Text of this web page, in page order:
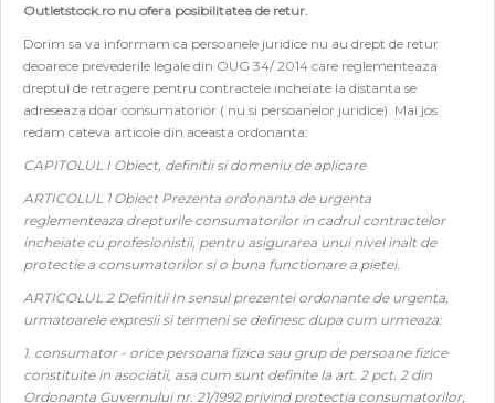
Outletstock.ro nu ofera posibilitatea de retur.
Dorim sa va informam ca persoanele juridice nu au drept de retur
deoarece prevederile legale din OUG 34/ 2014 care reglementeaza
dreptul de retragere pentru contractele incheiate la distanta se
adreseaza doar consumatorior ( nu si persoanelor juridice). Mai jos
redam cateva articole din aceasta ordonanta:
CAPITOLUL I Obiect, definitii si domeniu de aplicare
ARTICOLUL 1 Obiect Prezenta ordonanta de urgenta
reglementeaza drepturile consumatorilor in cadrul contractelor
incheiate cu profesionistii, pentru asigurarea unui nivel inalt de
protectie a consumatorilor si o buna functionare a pietei.
ARTICOLUL 2 Definitii In sensul prezentei ordonante de urgenta,
urmatoarele expresii si termeni se definesc dupa cum urmeaza:
1. consumator - orice persoana fizica sau grup de persoane fizice
constituite in asociatii, asa cum sunt definite la art. 2 pct. 2 din
Ordonanta Guvernului nr. 21/1992 privind protectia consumatorilor,